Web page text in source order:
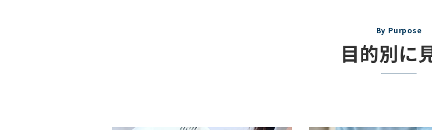
目的別に